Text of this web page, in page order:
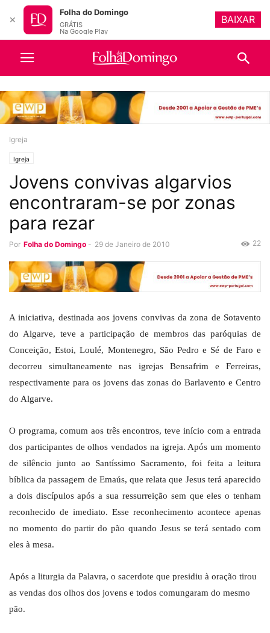
Igreja
Igreja
Jovens convivas algarvios
encontraram-se por zonas
para rezar
Por Folha do Domingo - 29 de Janeiro de 2010 22
A iniciativa, destinada aos jovens convivas da zona de Sotavento
do Algarve, teve a participação de membros das paróquias de
Conceição, Estoi, Loulé, Montenegro, São Pedro e Sé de Faro e
decorreu simultaneamente nas igrejas Bensafrim e Ferreiras,
respectivamente para os jovens das zonas do Barlavento e Centro
do Algarve.
O programa, comum aos três encontros, teve início com a entrada
dos participantes de olhos vendados na igreja. Após um momento
de silêncio junto ao Santíssimo Sacramento, foi feita a leitura
bíblica da passagem de Emaús, que relata que Jesus terá aparecido
a dois discípulos após a sua ressurreição sem que eles o tenham
reconhecido de imediato. Esse reconhecimento acontece apenas
no momento do partir do pão quando Jesus se terá sentado com
eles à mesa.
Após a liturgia da Palavra, o sacerdote que presidiu à oração tirou
as vendas dos olhos dos jovens e todos comungaram do mesmo
pão.
✕
Folha do Domingo
GRÁTIS
Na Google Play
BAIXAR